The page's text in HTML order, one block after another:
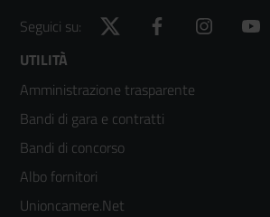
Seguici su:
Twitter Facebook Instagram
Footer
menù
colonna
2
UTILITÀ
Amministrazione trasparente
Bandi di gara e contratti
Bandi di concorso
Albo fornitori
Unioncamere.Net